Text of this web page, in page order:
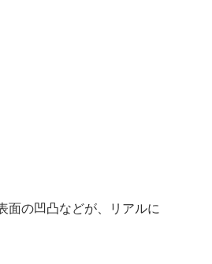
面の凹凸などが、リアルに